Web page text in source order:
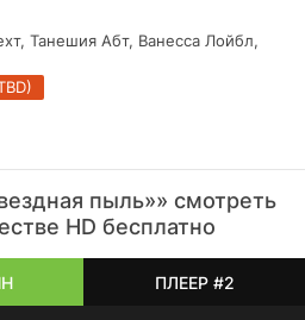
Танешия Абт, Ванесса Лойбл,
пыль»» смотреть
HD бесплатно
ПЛЕЕР #2